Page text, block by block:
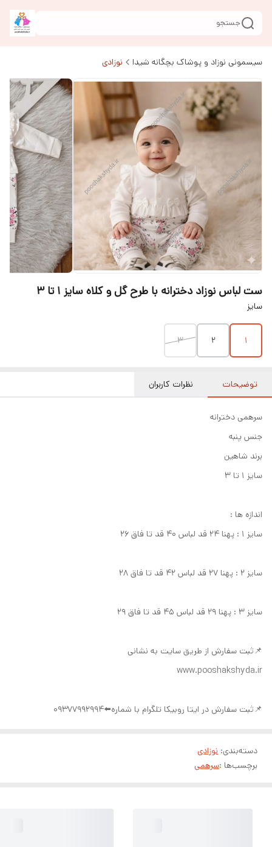
جستجو
سیسمونی نوزاد و پوشاک بچگانه شیدا نوزادی
ست لباس نوزاد دخترانه با طرح گل و کلاه سایز ۱ تا ۳
سایز
۱ ۲ ۳
توضیحات نظرات کاربران
سرهمی دخترانه
جنس پنبه
برند شاهین
سایز ۱ تا ۳
اندازه ها :
سایز ۱ : پهنا ۲۴ قد لباس ۴۰ قد تا فاق ۲۶
سایز ۲ : پهنا ۲۷ قد لباس ۴۲ قد تا فاق ۲۸
سایز ۳ : پهنا ۲۹ قد لباس ۴۵ قد تا فاق ۲۹
📌ثبت سفارش از طریق سایت به نشانی
www.pooshakshyda.ir
📌ثبت سفارش در ایتا روبیکا تلگرام با شماره⬅️09377992994
دسته‌بندی: نوزادی
برچسب‌ها :سرهمی